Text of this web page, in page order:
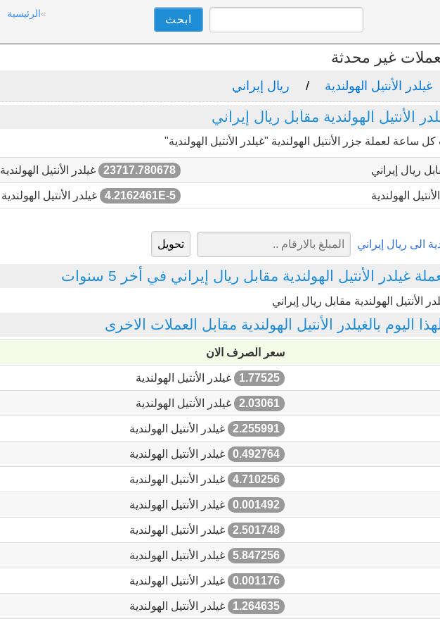
الرئيسية
غير محدثة
غيلدر الأنتيل الهولندية ريال إيراني
الأنتيل الهولندية مقابل ريال إيراني
ساعة لعملة جزر الأنتيل الهولندية "غيلدر الأنتيل الهولندية"
ريال إيراني 23717.780678 غيلدر الأنتيل الهولندية
الهولندية 4.2162461E-5 غيلدر الأنتيل الهولندية
الى ريال إيراني
غيلدر الأنتيل الهولندية مقابل ريال إيراني في أخر 5 سنوات
اليوم بالغيلدر الأنتيل الهولندية مقابل العملات الاخرى
سعر الصرف الان
1.77525 غيلدر الأنتيل الهولندية
2.03061 غيلدر الأنتيل الهولندية
2.255991 غيلدر الأنتيل الهولندية
0.492764 غيلدر الأنتيل الهولندية
4.710256 غيلدر الأنتيل الهولندية
0.001492 غيلدر الأنتيل الهولندية
2.501748 غيلدر الأنتيل الهولندية
5.847256 غيلدر الأنتيل الهولندية
0.001176 غيلدر الأنتيل الهولندية
1.264635 غيلدر الأنتيل الهولندية